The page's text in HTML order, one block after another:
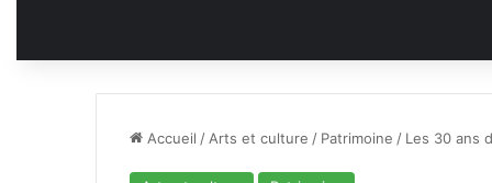
Accueil / Arts et culture / Patrimoine / Les 30 ans